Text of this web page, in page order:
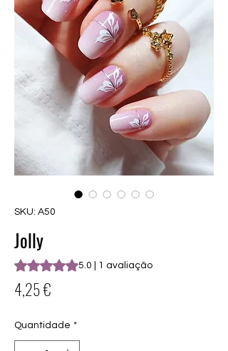
SKU: A50
Jolly
A classificação é 5.0 de 5 estrelas com
5.0 | 1 avaliação
4,25 €
Quantidade *